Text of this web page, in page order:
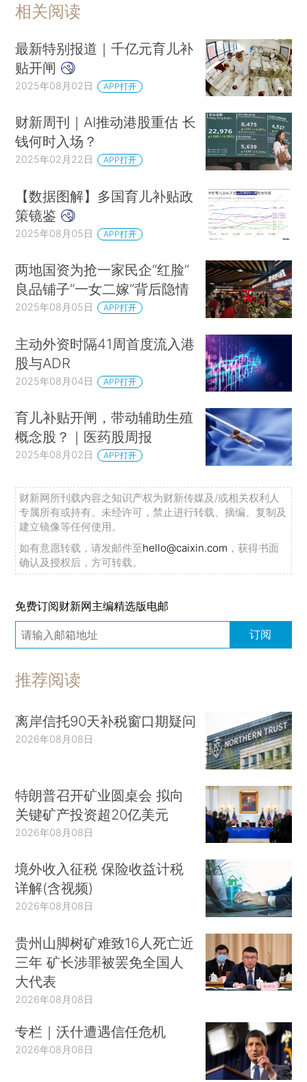
相关阅读
最新特别报道｜千亿元育儿补
贴开闸
2025年08月02日 APP打开
财新周刊｜AI推动港股重估 长
钱何时入场？
2025年02月22日 APP打开
【数据图解】多国育儿补贴政
策镜鉴
2025年08月05日 APP打开
两地国资为抢一家民企“红脸”
良品铺子“一女二嫁”背后隐情
2025年08月05日 APP打开
主动外资时隔41周首度流入港
股与ADR
2025年08月04日 APP打开
育儿补贴开闸，带动辅助生殖
概念股？｜医药股周报
2025年08月02日 APP打开
财新网所刊载内容之知识产权为财新传媒及/或相关权利人
专属所有或持有。未经许可，禁止进行转载、摘编、复制及
建立镜像等任何使用。
如有意愿转载，请发邮件至hello@caixin.com ，获得书面
确认及授权后，方可转载。
免费订阅财新网主编精选版电邮
订阅
推荐阅读
离岸信托90天补税窗口期疑问
2026年08月08日
特朗普召开矿业圆桌会 拟向
关键矿产投资超20亿美元
2026年08月08日
境外收入征税 保险收益计税
详解(含视频)
2026年08月08日
贵州山脚树矿难致16人死亡近
三年 矿长涉罪被罢免全国人
大代表
2026年08月08日
专栏｜沃什遭遇信任危机
2026年08月08日